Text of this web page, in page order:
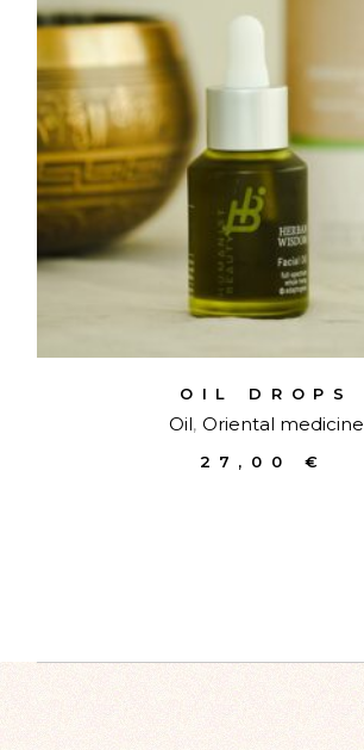
OIL DROPS
Oil Oriental medicine
27,00€